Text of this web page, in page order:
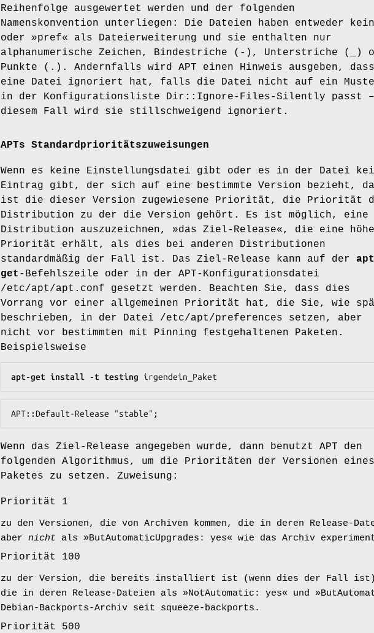
Reihenfolge ausgewertet werden und der folgenden
Namenskonvention unterliegen: Die Dateien haben entweder
oder »pref« als Dateierweiterung und sie enthalten nur
alphanumerische Zeichen, Bindestriche (-), Unterstriche (_)
Punkte (.). Andernfalls wird APT einen Hinweis ausgeben,
eine Datei ignoriert hat, falls die Datei nicht auf ein
in der Konfigurationsliste Dir::Ignore-Files-Silently passt
diesem Fall wird sie stillschweigend ignoriert.
APTs Standardprioritätszuweisungen
Wenn es keine Einstellungsdatei gibt oder es in der Datei
Eintrag gibt, der sich auf eine bestimmte Version bezieht,
ist die dieser Version zugewiesene Priorität, die Priorität
Distribution zu der die Version gehört. Es ist möglich, eine
Distribution auszuzeichnen, »das Ziel-Release«, die eine
Priorität erhält, als dies bei anderen Distributionen
standardmäßig der Fall ist. Das Ziel-Release kann auf der
get -Befehlszeile oder in der APT-Konfigurationsdatei
/etc/apt/apt.conf gesetzt werden. Beachten Sie, dass dies
Vorrang vor einer allgemeinen Priorität hat, die Sie, wie
beschrieben, in der Datei /etc/apt/preferences setzen, aber
nicht vor bestimmten mit Pinning festgehaltenen Paketen.
Beispielsweise
apt-get install -t testing irgendein_Paket
APT::Default-Release "stable";
Wenn das Ziel-Release angegeben wurde, dann benutzt APT den
folgenden Algorithmus, um die Prioritäten der Versionen eines
Paketes zu setzen. Zuweisung:
Priorität 1
zu den Versionen, die von Archiven kommen, die in deren Release-
aber nicht als »ButAutomaticUpgrades: yes« wie das Archiv
Priorität 100
zu der Version, die bereits installiert ist (wenn dies der Fall ist)
die in deren Release-Dateien als »NotAutomatic: yes« und
Debian-Backports-Archiv seit squeeze-backports.
Priorität 500